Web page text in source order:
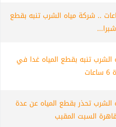
9 ساعات .. شركة مياه الشرب تنبه بقطع
تنبه بقطع المياه غدا في
الشرب تحذر بقطع المياه عن عدة
السبت المقبب